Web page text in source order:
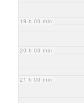
19 h 00 min
20 h 00 min
21 h 00 min